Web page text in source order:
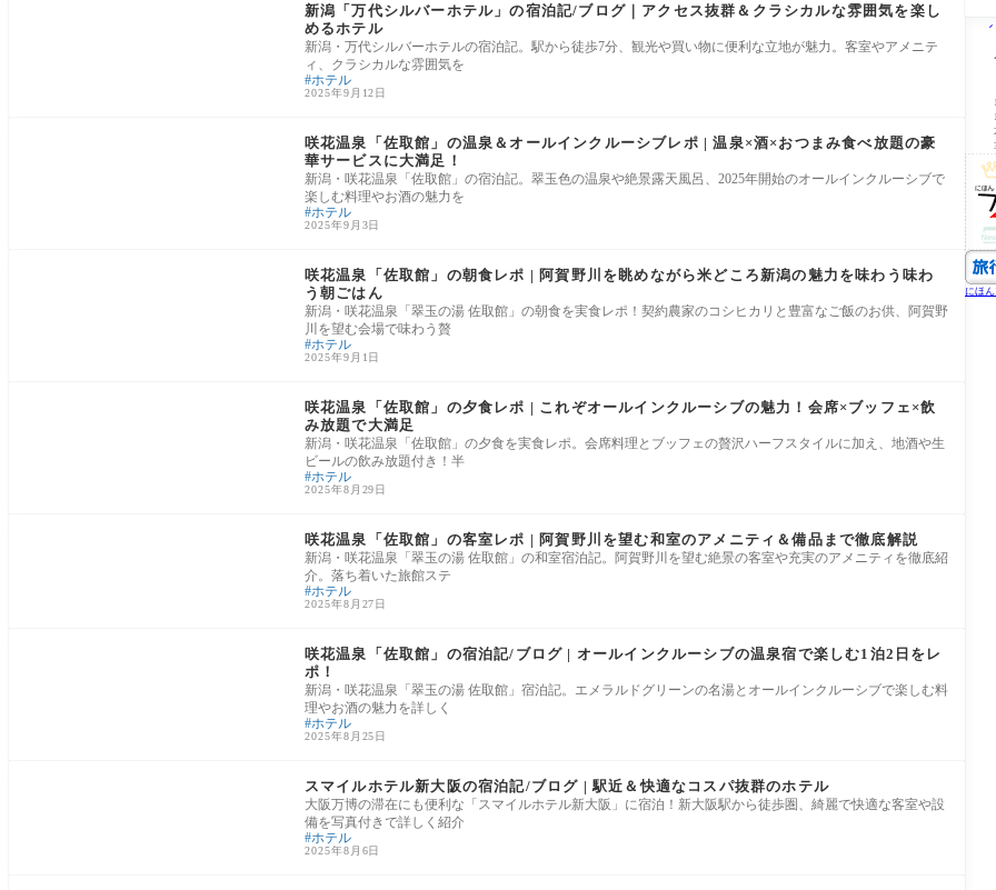
新潟「万代シルバーホテル」の宿泊記/ブログ｜アクセス抜群＆クラシカルな雰囲気を楽し
めるホテル
新潟・万代シルバーホテルの宿泊記。駅から徒歩7分、観光や買い物に便利な立地が魅力。客室やアメニテ
ィ、クラシカルな雰囲気を
ホテル
2025年9月12日
咲花温泉「佐取館」の温泉＆オールインクルーシブレポ | 温泉×酒×おつまみ食べ放題の豪
華サービスに大満足！
新潟・咲花温泉「佐取館」の宿泊記。翠玉色の温泉や絶景露天風呂、2025年開始のオールインクルーシブで
楽しむ料理やお酒の魅力を
ホテル
2025年9月3日
咲花温泉「佐取館」の朝食レポ | 阿賀野川を眺めながら米どころ新潟の魅力を味わう味わ
う朝ごはん
新潟・咲花温泉「翠玉の湯 佐取館」の朝食を実食レポ！契約農家のコシヒカリと豊富なご飯のお供、阿賀野
川を望む会場で味わう贅
ホテル
2025年9月1日
咲花温泉「佐取館」の夕食レポ | これぞオールインクルーシブの魅力！会席×ブッフェ×飲
み放題で大満足
新潟・咲花温泉「佐取館」の夕食を実食レポ。会席料理とブッフェの贅沢ハーフスタイルに加え、地酒や生
ビールの飲み放題付き！半
ホテル
2025年8月29日
咲花温泉「佐取館」の客室レポ | 阿賀野川を望む和室のアメニティ＆備品まで徹底解説
新潟・咲花温泉「翠玉の湯 佐取館」の和室宿泊記。阿賀野川を望む絶景の客室や充実のアメニティを徹底紹
介。落ち着いた旅館ステ
ホテル
2025年8月27日
咲花温泉「佐取館」の宿泊記/ブログ | オールインクルーシブの温泉宿で楽しむ1泊2日をレ
ポ！
新潟・咲花温泉「翠玉の湯 佐取館」宿泊記。エメラルドグリーンの名湯とオールインクルーシブで楽しむ料
理やお酒の魅力を詳しく
ホテル
2025年8月25日
スマイルホテル新大阪の宿泊記/ブログ | 駅近＆快適なコスパ抜群のホテル
大阪万博の滞在にも便利な「スマイルホテル新大阪」に宿泊！新大阪駅から徒歩圏、綺麗で快適な客室や設
備を写真付きで詳しく紹介
ホテル
2025年8月6日
にほ